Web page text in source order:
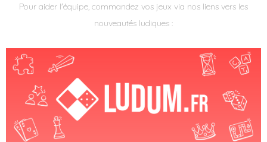
Pour aider l'équipe, commandez vos jeux via nos liens vers les
nouveautés ludiques :